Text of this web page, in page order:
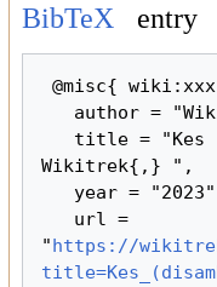
BibTeX entry
@misc{ wiki:xxx,
Wikitrek{,} ",
"https://